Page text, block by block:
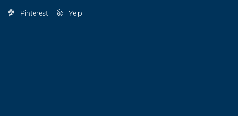
Pinterest Yelp